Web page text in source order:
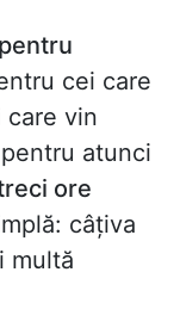
cei care
vin
atunci
ore
câțiva
multă